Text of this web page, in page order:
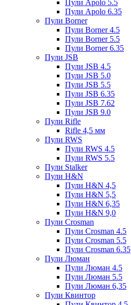
Пули Apolo 5.5
Пули Apolo 6.35
Пули Borner
Пули Borner 4.5
Пули Borner 5.5
Пули Borner 6.35
Пули JSB
Пули JSB 4.5
Пули JSB 5.0
Пули JSB 5.5
Пули JSB 6.35
Пули JSB 7.62
Пули JSB 9.0
Пули Rifle
Rifle 4,5 мм
Пули RWS
Пули RWS 4.5
Пули RWS 5.5
Пули Stalker
Пули H&N
Пули H&N 4,5
Пули H&N 5,5
Пули H&N 6,35
Пули H&N 9,0
Пули Crosman
Пули Crosman 4.5
Пули Crosman 5.5
Пули Crosman 6.35
Пули Люман
Пули Люман 4.5
Пули Люман 5.5
Пули Люман 6,35
Пули Квинтор